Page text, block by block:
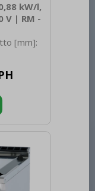
kW/l,
V | RM -
[mm]:
[kg]:
Typ
krytí
barva
Nerez